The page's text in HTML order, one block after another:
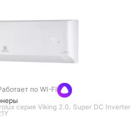
серия Viking 2.0. Super DC Inverter